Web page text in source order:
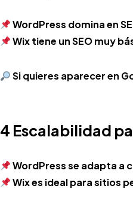
WordPress domina en
Wix tiene un SEO muy
Si quieres aparecer en
4 Escalabilidad
WordPress se adapta a
Wix es ideal para sitios